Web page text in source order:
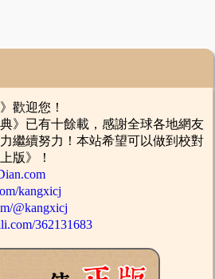
迎您！
已有十餘載，感謝全球各地網友
繼續努力！本站希望可以做到校對
版》！
kangxicj
@kangxicj
362131683